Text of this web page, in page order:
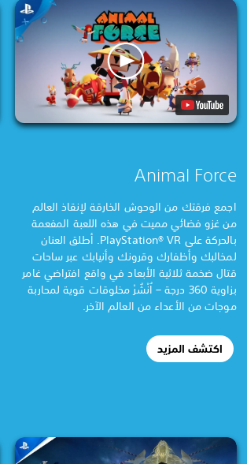
Animal Force
اجمع فرقتك من الوحوش الخارقة لإنقاذ العالم
من غزو فضائي مميت في هذه اللعبة المفعمة
بالحركة على PlayStation® VR. أطلق العنان
لمخالبك وأظفارك وقرونك وأنيابك عبر ساحات
قتال ضخمة ثلاثية الأبعاد في واقع افتراضي غامر
بزاوية 360 درجة – اُنْشُرْ مخلوقات قوية لمحاربة
موجات من الأعداء من العالم الآخر.
اكتشف المزيد